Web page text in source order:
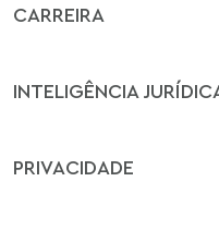
CARREIRA
INTELIGÊNCIA
PRIVACIDADE